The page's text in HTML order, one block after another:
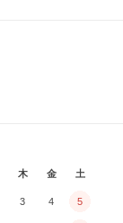
木 金 土
3 4 5